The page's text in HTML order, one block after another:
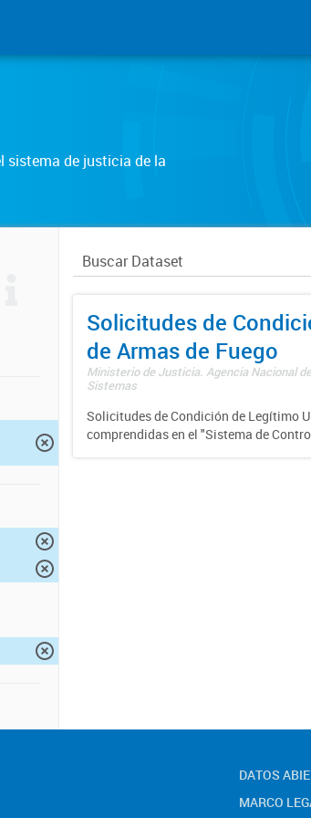
sistema de justicia de la
Solicitudes de
de Armas de Fuego
Ministerio de Justicia. Agencia Nacional
Sistemas
Solicitudes de Condición de Legítimo
comprendidas en el "Sistema de
DATOS
MARCO